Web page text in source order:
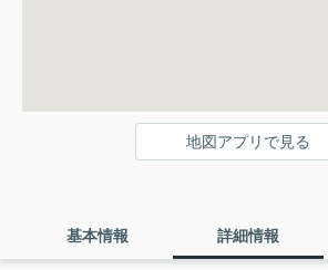
地図アプリで見る
基本情報 詳細情報